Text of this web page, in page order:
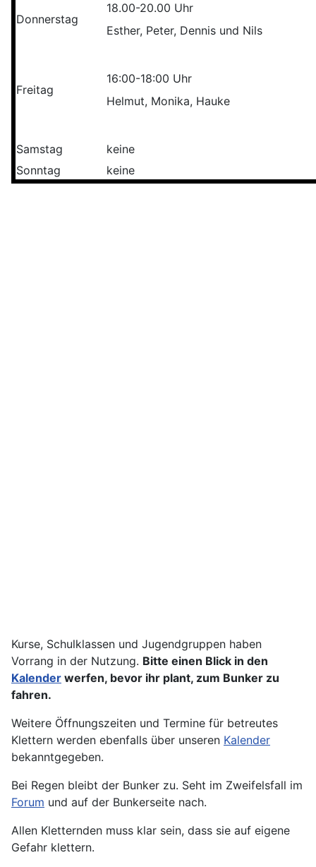
Donnerstag
18.00-20.00 Uhr
Esther, Peter, Dennis und Nils
Freitag
16:00-18:00 Uhr
Helmut, Monika, Hauke
Samstag
keine
Sonntag
keine
Kurse, Schulklassen und Jugendgruppen haben
Vorrang in der Nutzung. Bitte einen Blick in den
Kalender werfen, bevor ihr plant, zum Bunker zu
fahren.
Weitere Öffnungszeiten und Termine für betreutes
Klettern werden ebenfalls über unseren Kalender
bekanntgegeben.
Bei Regen bleibt der Bunker zu. Seht im Zweifelsfall im
Forum und auf der Bunkerseite nach.
Allen Kletternden muss klar sein, dass sie auf eigene
Gefahr klettern.